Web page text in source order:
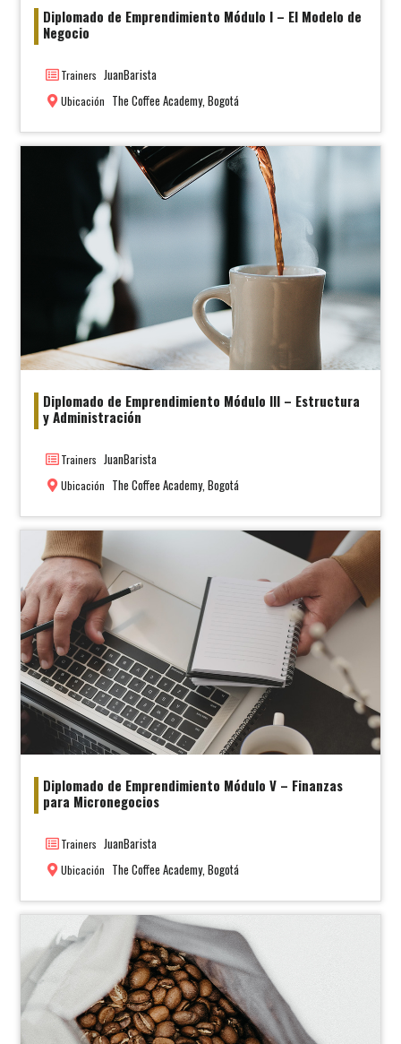
Diplomado de Emprendimiento Módulo I – El Modelo de
Negocio
Trainers JuanBarista
Ubicación The Coffee Academy, Bogotá
Diplomado de Emprendimiento Módulo III – Estructura
y Administración
Trainers JuanBarista
Ubicación The Coffee Academy, Bogotá
Diplomado de Emprendimiento Módulo V – Finanzas
para Micronegocios
Trainers JuanBarista
Ubicación The Coffee Academy, Bogotá